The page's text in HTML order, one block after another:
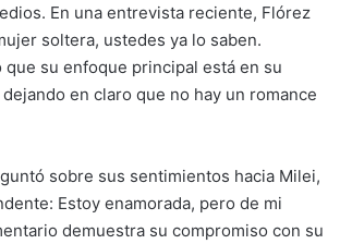
En una entrevista reciente, Flórez
soltera, ustedes ya lo saben.
que su enfoque principal está en su
en claro que no hay un romance
sobre sus sentimientos hacia Milei,
Estoy enamorada, pero de mi
demuestra su compromiso con su